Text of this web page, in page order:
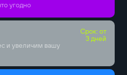
угодно
и увеличим вашу
Срок: от
3 дней